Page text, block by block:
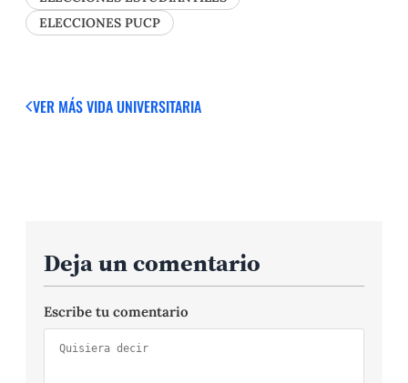
ELECCIONES PUCP
VER MÁSVIDA UNIVERSITARIA
Deja un comentario
Escribe tu comentario